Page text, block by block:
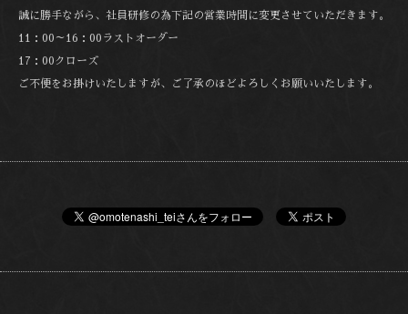
誠に勝手ながら、社員研修の為下記の営業時間に変更させていただきます。
11：00～16：00ラストオーダー
17：00クローズ
ご不便をお掛けいたしますが、ご了承のほどよろしくお願いいたします。